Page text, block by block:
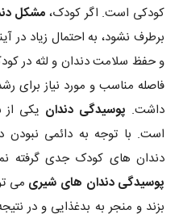
کودکی است. اگر کودک، مشکل
برطرف نشود، به احتمال زیاد در
و حفظ سلامت دندان و لثه در
فاصله مناسب و مورد نیاز برای
داشت. پوسیدگی دندان یکی
است. با توجه به دائمی
دندان های کودک جدی گرفته
پوسیدگی دندان های شیری می
بزند و منجر به بدغذایی و در